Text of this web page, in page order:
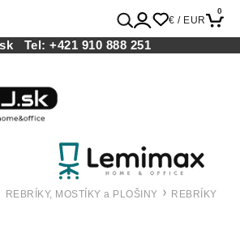
€ / EUR
0
Tel:+421 910 888 251
REBRÍKY, MOSTÍKY a PLOŠINY REBRÍKY